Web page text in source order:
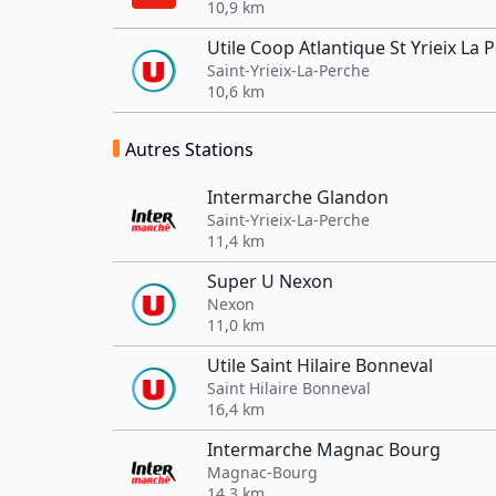
10,9 km
Utile Coop Atlantique St Yrieix La
Saint-Yrieix-La-Perche
10,6 km
Autres Stations
Intermarche Glandon
Saint-Yrieix-La-Perche
11,4 km
Super U Nexon
Nexon
11,0 km
Utile Saint Hilaire Bonneval
Saint Hilaire Bonneval
16,4 km
Intermarche Magnac Bourg
Magnac-Bourg